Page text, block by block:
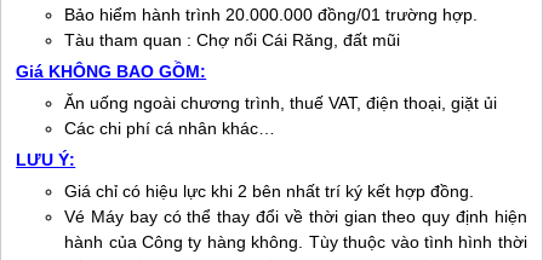
Bảo hiểm hành trình 20.000.000 đồng/01 trường hợp.
Tàu tham quan : Chợ nổi Cái Răng, đất mũi
Giá KHÔNG BAO GỒM:
Ăn uống ngoài chương trình, thuế VAT, điện thoại, giặt ủi
Các chi phí cá nhân khác…
LƯU Ý:
Giá chỉ có hiệu lực khi 2 bên nhất trí ký kết hợp đồng.
Vé Máy bay có thể thay đổi về thời gian theo quy định hiện
hành của Công ty hàng không. Tùy thuộc vào tình hình thời